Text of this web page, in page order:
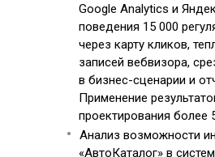
Google Analytics и
поведения 15 000
через карту кликов,
записей вебвизора,
в бизнес-сценарии и
Применение
проектирования более
Анализ возможности
«АвтоКаталог» в